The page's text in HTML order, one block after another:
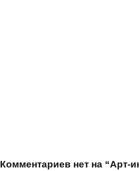
Комментариев нет на “Арт-